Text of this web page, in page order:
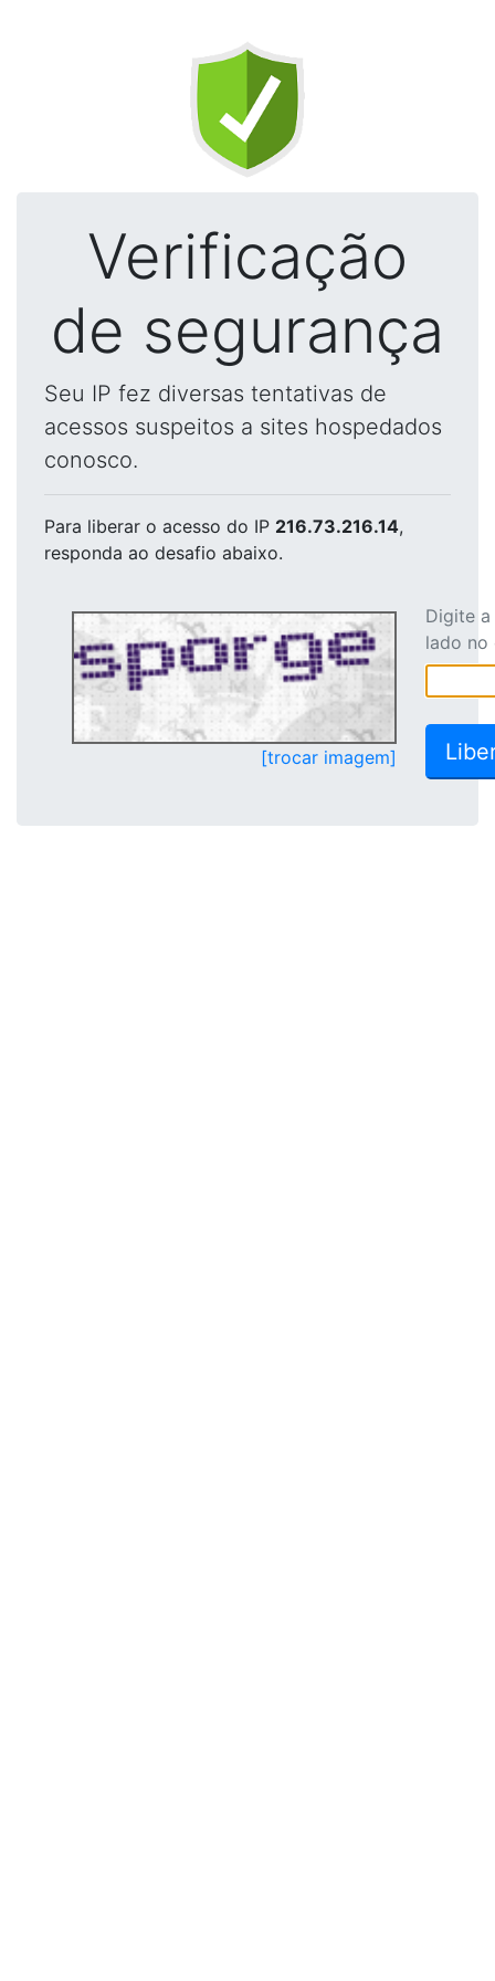
Verificação
de segurança
Seu IP fez diversas tentativas de
acessos suspeitos a sites hospedados
conosco.
Para liberar o acesso do IP 216.73.216.14,
responda ao desafio abaixo.
[trocar imagem]
Digite
lado no